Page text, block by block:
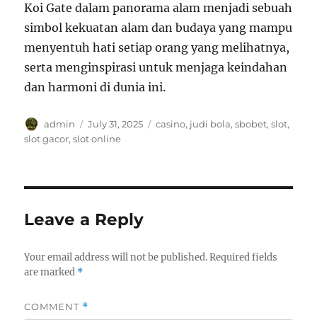
Koi Gate dalam panorama alam menjadi sebuah
simbol kekuatan alam dan budaya yang mampu
menyentuh hati setiap orang yang melihatnya,
serta menginspirasi untuk menjaga keindahan
dan harmoni di dunia ini.
Author
admin
Posted
on
July 31, 2025 Tags
casino, judi bola,sbobet,slot,
slot gacor,slot online
Leave a Reply
Your email address will not be published. Required fields
are marked *
COMMENT *